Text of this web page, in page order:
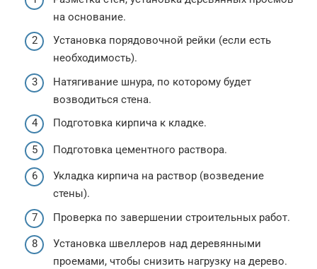
на основание.
Установка порядовочной рейки (если есть
необходимость).
Натягивание шнура, по которому будет
возводиться стена.
Подготовка кирпича к кладке.
Подготовка цементного раствора.
Укладка кирпича на раствор (возведение
стены).
Проверка по завершении строительных работ.
Установка швеллеров над деревянными
проемами, чтобы снизить нагрузку на дерево.